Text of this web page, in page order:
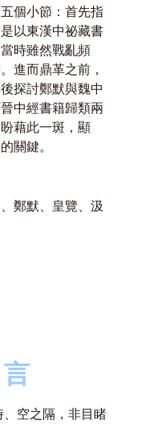
個小節：首先指
以東漢中祕藏書
時雖然戰亂頻
進而鼎革之前，
探討鄭默與魏中
中經書籍歸類兩
藉此一斑，顯
關鍵。
鄭默、皇覽、汲
言
空之隔，非目睹